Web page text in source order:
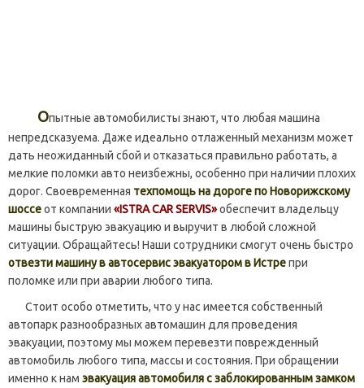
Опытные автомобилисты знают, что любая машина
непредсказуема. Даже идеально отлаженный механизм может
дать неожиданный сбой и отказаться правильно работать, а
мелкие поломки авто неизбежны, особенно при наличии плохих
дорог. Своевременная техпомощь на дороге по Новорижскому
шоссеот компании «ISTRA CAR SERVIS»обеспечит владельцу
машины быструю эвакуацию и выручит в любой сложной
ситуации. Обращайтесь! Наши сотрудники смогут очень быстро
отвезти машину в автосервис эвакуатором в Истрепри
поломке или при аварии любого типа.
Стоит особо отметить, что у нас имеется собственный
автопарк разнообразных автомашин для проведения
эвакуации, поэтому мы можем перевезти поврежденный
автомобиль любого типа, массы и состояния. При обращении
именно к нам эвакуация автомобиля с заблокированным замком